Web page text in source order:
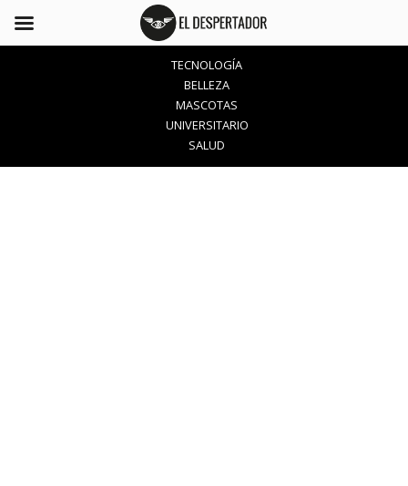
TECNOLOGÍA
BELLEZA
MASCOTAS
UNIVERSITARIO
SALUD